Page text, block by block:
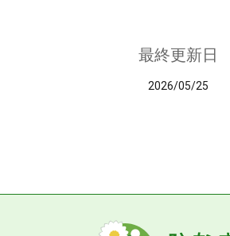
最終更新日
2026/05/25